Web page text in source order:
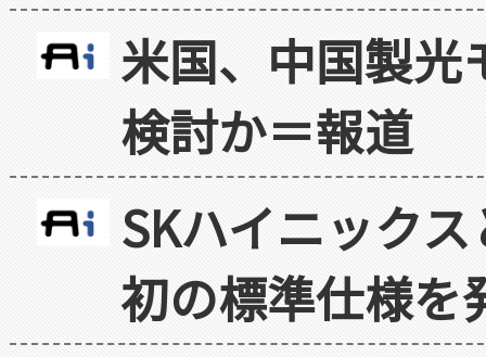
米国、中国製光
検討か＝報道
SKハイニック
初の標準仕様を